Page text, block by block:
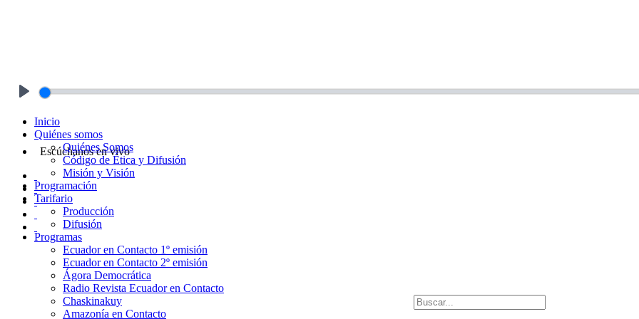
Escúchanos en vivo
Inicio
Quiénes somos
Quiénes Somos
Código de Ética y Difusión
Misión y Visión
Programación
Tarifario
Producción
Difusión
Programas
Ecuador en Contacto 1º emisión
Ecuador en Contacto 2º emisión
Ágora Democrática
Radio Revista Ecuador en Contacto
Chaskinakuy
Amazonía en Contacto